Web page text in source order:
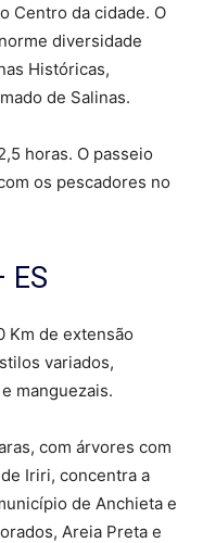
Centro da cidade. O
diversidade
Históricas,
de Salinas.
horas. O passeio
os pescadores no
ES
Km de extensão
variados,
manguezais.
com árvores com
Iriri, concentra a
de Anchieta e
Areia Preta e